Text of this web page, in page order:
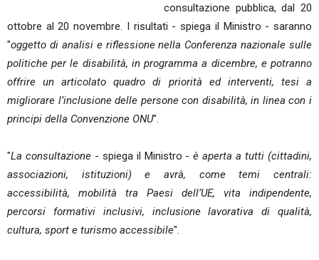
consultazione pubblica, dal 20
ottobre al 20 novembre. I risultati - spiega il Ministro - saranno
"oggetto di analisi e riflessione nella Conferenza nazionale sulle
politiche per le disabilità, in programma a dicembre, e potranno
offrire un articolato quadro di priorità ed interventi, tesi a
migliorare l’inclusione delle persone con disabilità, in linea con i
principi della Convenzione ONU".
"La consultazione- spiega il Ministro -è aperta a tutti (cittadini,
associazioni, istituzioni) e avrà, come temi centrali:
accessibilità, mobilità tra Paesi dell’UE, vita indipendente,
percorsi formativi inclusivi, inclusione lavorativa di qualità,
cultura, sport e turismo accessibile".